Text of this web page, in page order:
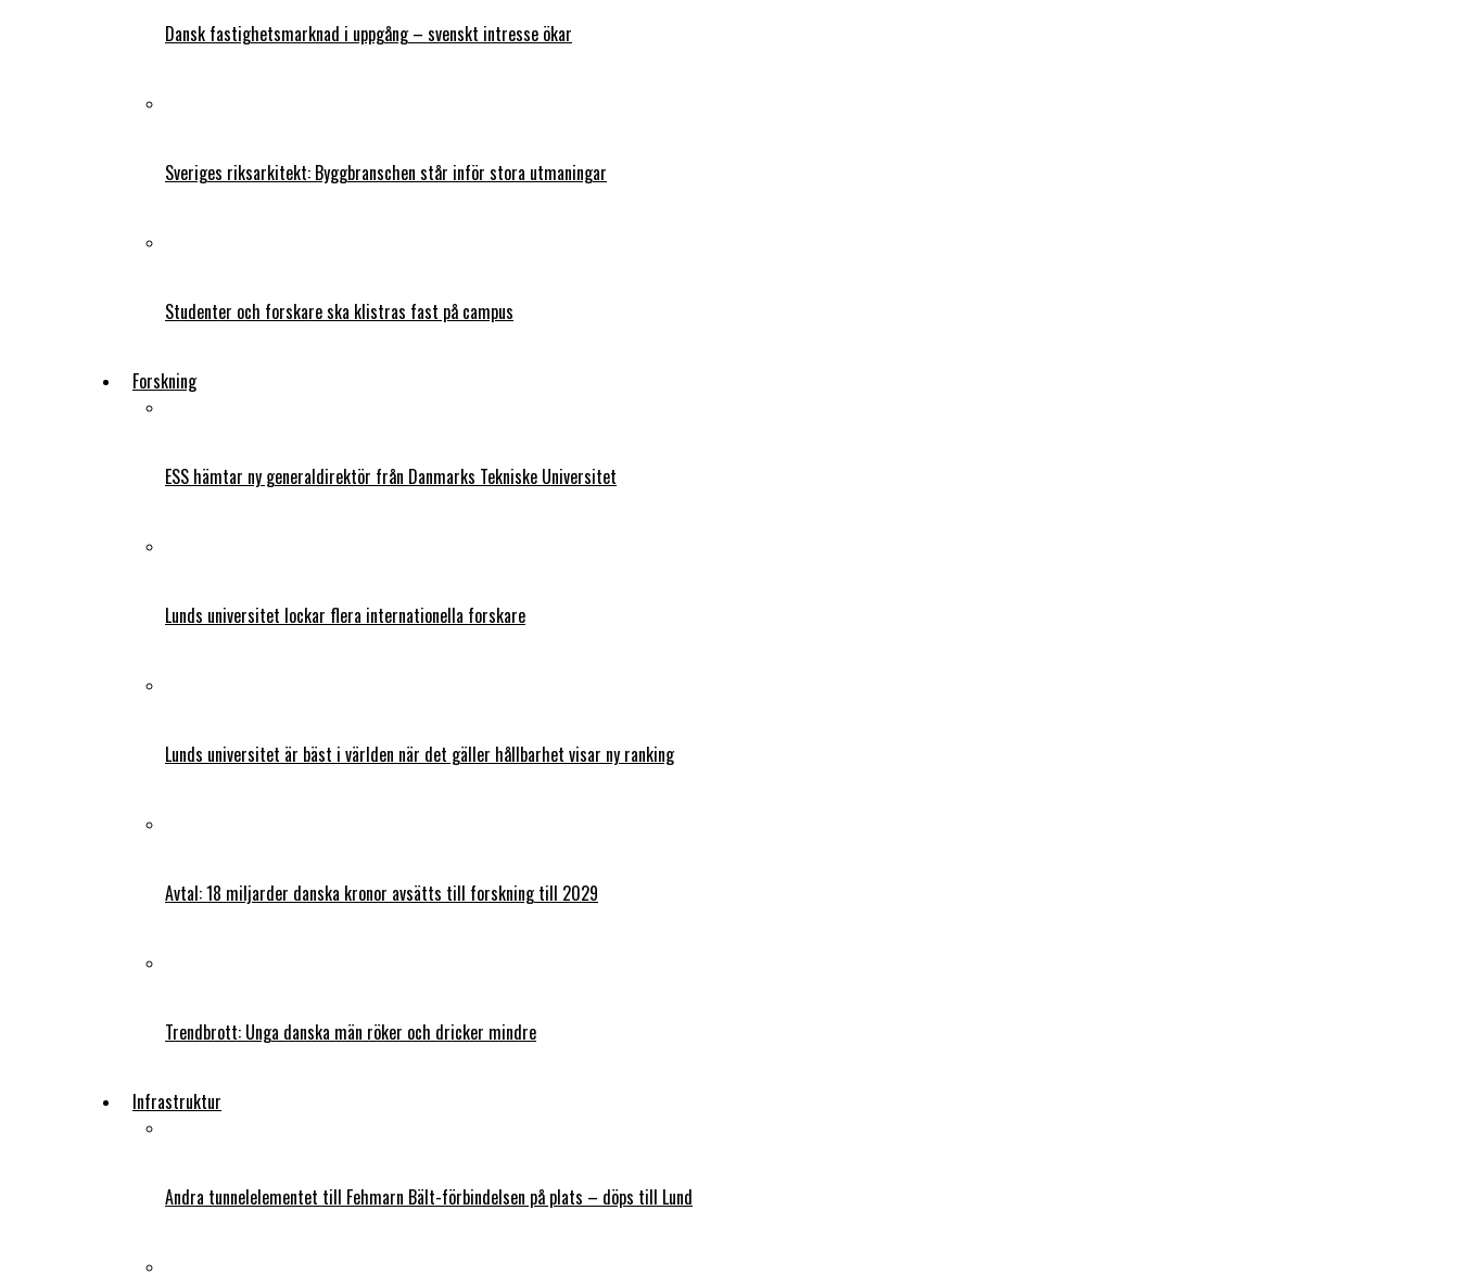
Dansk fastighetsmarknad i uppgång – svenskt intresse ökar
Sveriges riksarkitekt: Byggbranschen står inför stora utmaningar
Studenter och forskare ska klistras fast på campus
Forskning
ESS hämtar ny generaldirektör från Danmarks Tekniske Universitet
Lunds universitet lockar flera internationella forskare
Lunds universitet är bäst i världen när det gäller hållbarhet visar ny ranking
Avtal: 18 miljarder danska kronor avsätts till forskning till 2029
Trendbrott: Unga danska män röker och dricker mindre
Infrastruktur
Andra tunnelelementet till Fehmarn Bält-förbindelsen på plats – döps till Lund